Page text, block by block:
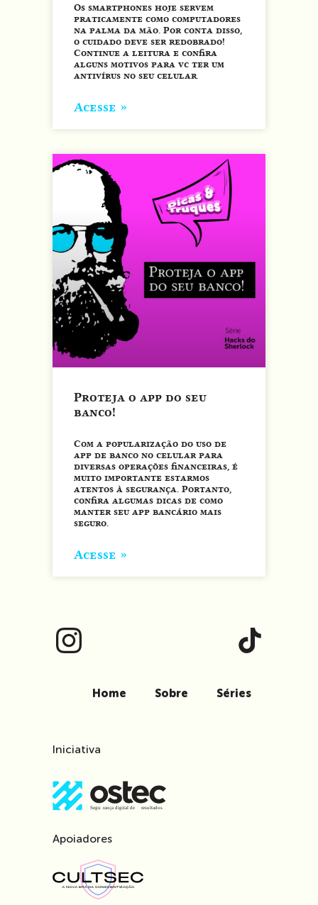
Os smartphones hoje servem
praticamente como computadores
na palma da mão. Por conta disso,
o cuidado deve ser redobrado!
Continue a leitura e confira
alguns motivos para vc ter um
antivírus no seu celular.
Acesse »
Proteja o app do seu
banco!
Com a popularização do uso de
app de banco no celular para
diversas operações financeiras, é
muito importante estarmos
atentos à segurança. Portanto,
confira algumas dicas de como
manter seu app bancário mais
seguro.
Acesse »
Home Sobre Séries
Iniciativa
Apoiadores